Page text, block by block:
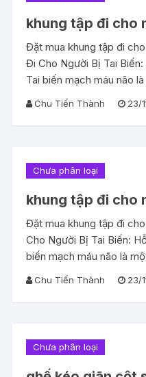
khung tập đi cho
Đặt mua khung tập đi
Đi Cho Người Bị Tai
Tai biến mạch máu não là
Chu Tiến Thành 23/
Chưa phân loại
khung tập đi cho
Đặt mua khung tập đi
Cho Người Bị Tai Biến:
biến mạch máu não là
Chu Tiến Thành 23/
Chưa phân loại